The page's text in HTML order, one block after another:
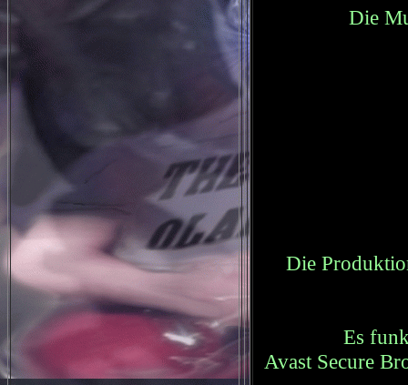
Die
Die
Es
Avast Secure